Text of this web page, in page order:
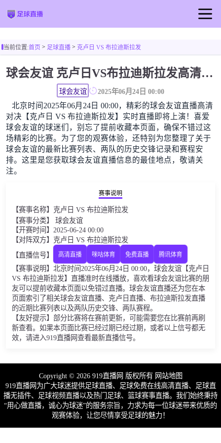
篮球直播
当前位置:首页> 足球直播> 克卢日 VS 布拉迪斯拉发
球会友谊 克卢日VS布拉迪斯拉发高清直播免费观看
球会友谊 2025年06月24日 00:00
北京时间2025年06月24日 00:00，精彩的球会友谊直播高清
对决【克卢日 VS 布拉迪斯拉发】实时直播即将上演！喜爱
球会友谊的球迷们，别忘了提前收藏本页面，确保不错过这
场精彩的比赛。为了您的观赛体验，还特别为您整理了关于
球会友谊的最新比赛列表、两队的历史交锋记录和赛程安
排。这里是您获取球会友谊直播信息的最佳地点，敬请关
注。
赛事说明
【赛事名称】克卢日 VS 布拉迪斯拉发
【赛事分类】 球会友谊
【开赛时间】2025-06-24 00:00
【对阵双方】克卢日 VS 布拉迪斯拉发
【直播信号】
高清直播 咪咕体育 免费直播 腾讯体育
【赛事说明】北京时间2025年06月24日 00:00，球会友谊【克卢日
VS 布拉迪斯拉发】直播准时在线播放，喜欢看球会友谊比赛的朋
友可以提前收藏本页面以免错过直播。球会友谊直播还为您在本
页面索引了相关球会友谊直播、克卢日直播、布拉迪斯拉发直播
的近期比赛列表以及两队历史交锋、两队赛程。
【友好提示】部分比赛将在赛前更新，可能需要您在比赛前再刷
新查看。如果本页面比赛已经过期已经过期，或者以上信号都无
效，请进入919直播网查看最新直播信号。
Copyright © 2026 919直播网 版权所有 网站地图
919直播网为广大球迷提供足球直播、足球免费在线高清直播、足球直
播无插件、足球视频直播以及热门足球、篮球赛事直播。我们始终秉持
“用心做直播，诚心为球迷”的服务宗旨，力求为每一位球迷带来优质的
观赛体验，让您尽情享受足球的魅力！